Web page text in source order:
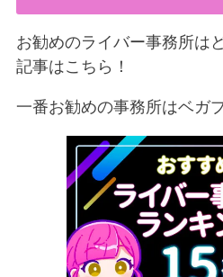
お勧めのライバー事務所は
記事はこちら！
一番お勧めの事務所はベガ